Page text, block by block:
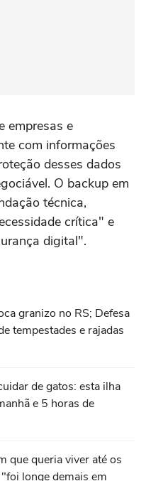
empresas e
com informações
desses dados
O backup em
técnica,
crítica" e
digital".
granizo no RS; Defesa
tempestades e rajadas
de gatos: esta ilha
e 5 horas de
que queria viver até os
longe demais em